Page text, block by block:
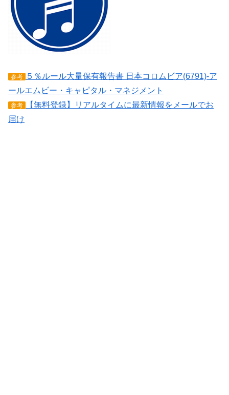
参考
５％ルール大量保有報告書 日本コロムビア(6791)-ア
ールエムビー・キャピタル・マネジメント
参考
【無料登録】リアルタイムに最新情報をメールでお
届け